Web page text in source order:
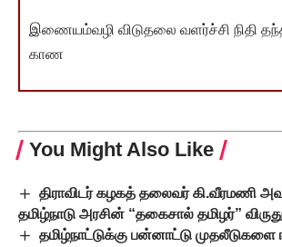
இணையம்வழி விடுதலை வளர்ச்சி நிதி
காண
You Might Also Like
திராவிடர் கழகத் தலைவர் கி.வீரமணி
தமிழ்நாடு அரசின் “தகைசால் தமிழர்”
தமிழ்நாட்டுக்கு பன்னாட்டு முதலீடுகளை